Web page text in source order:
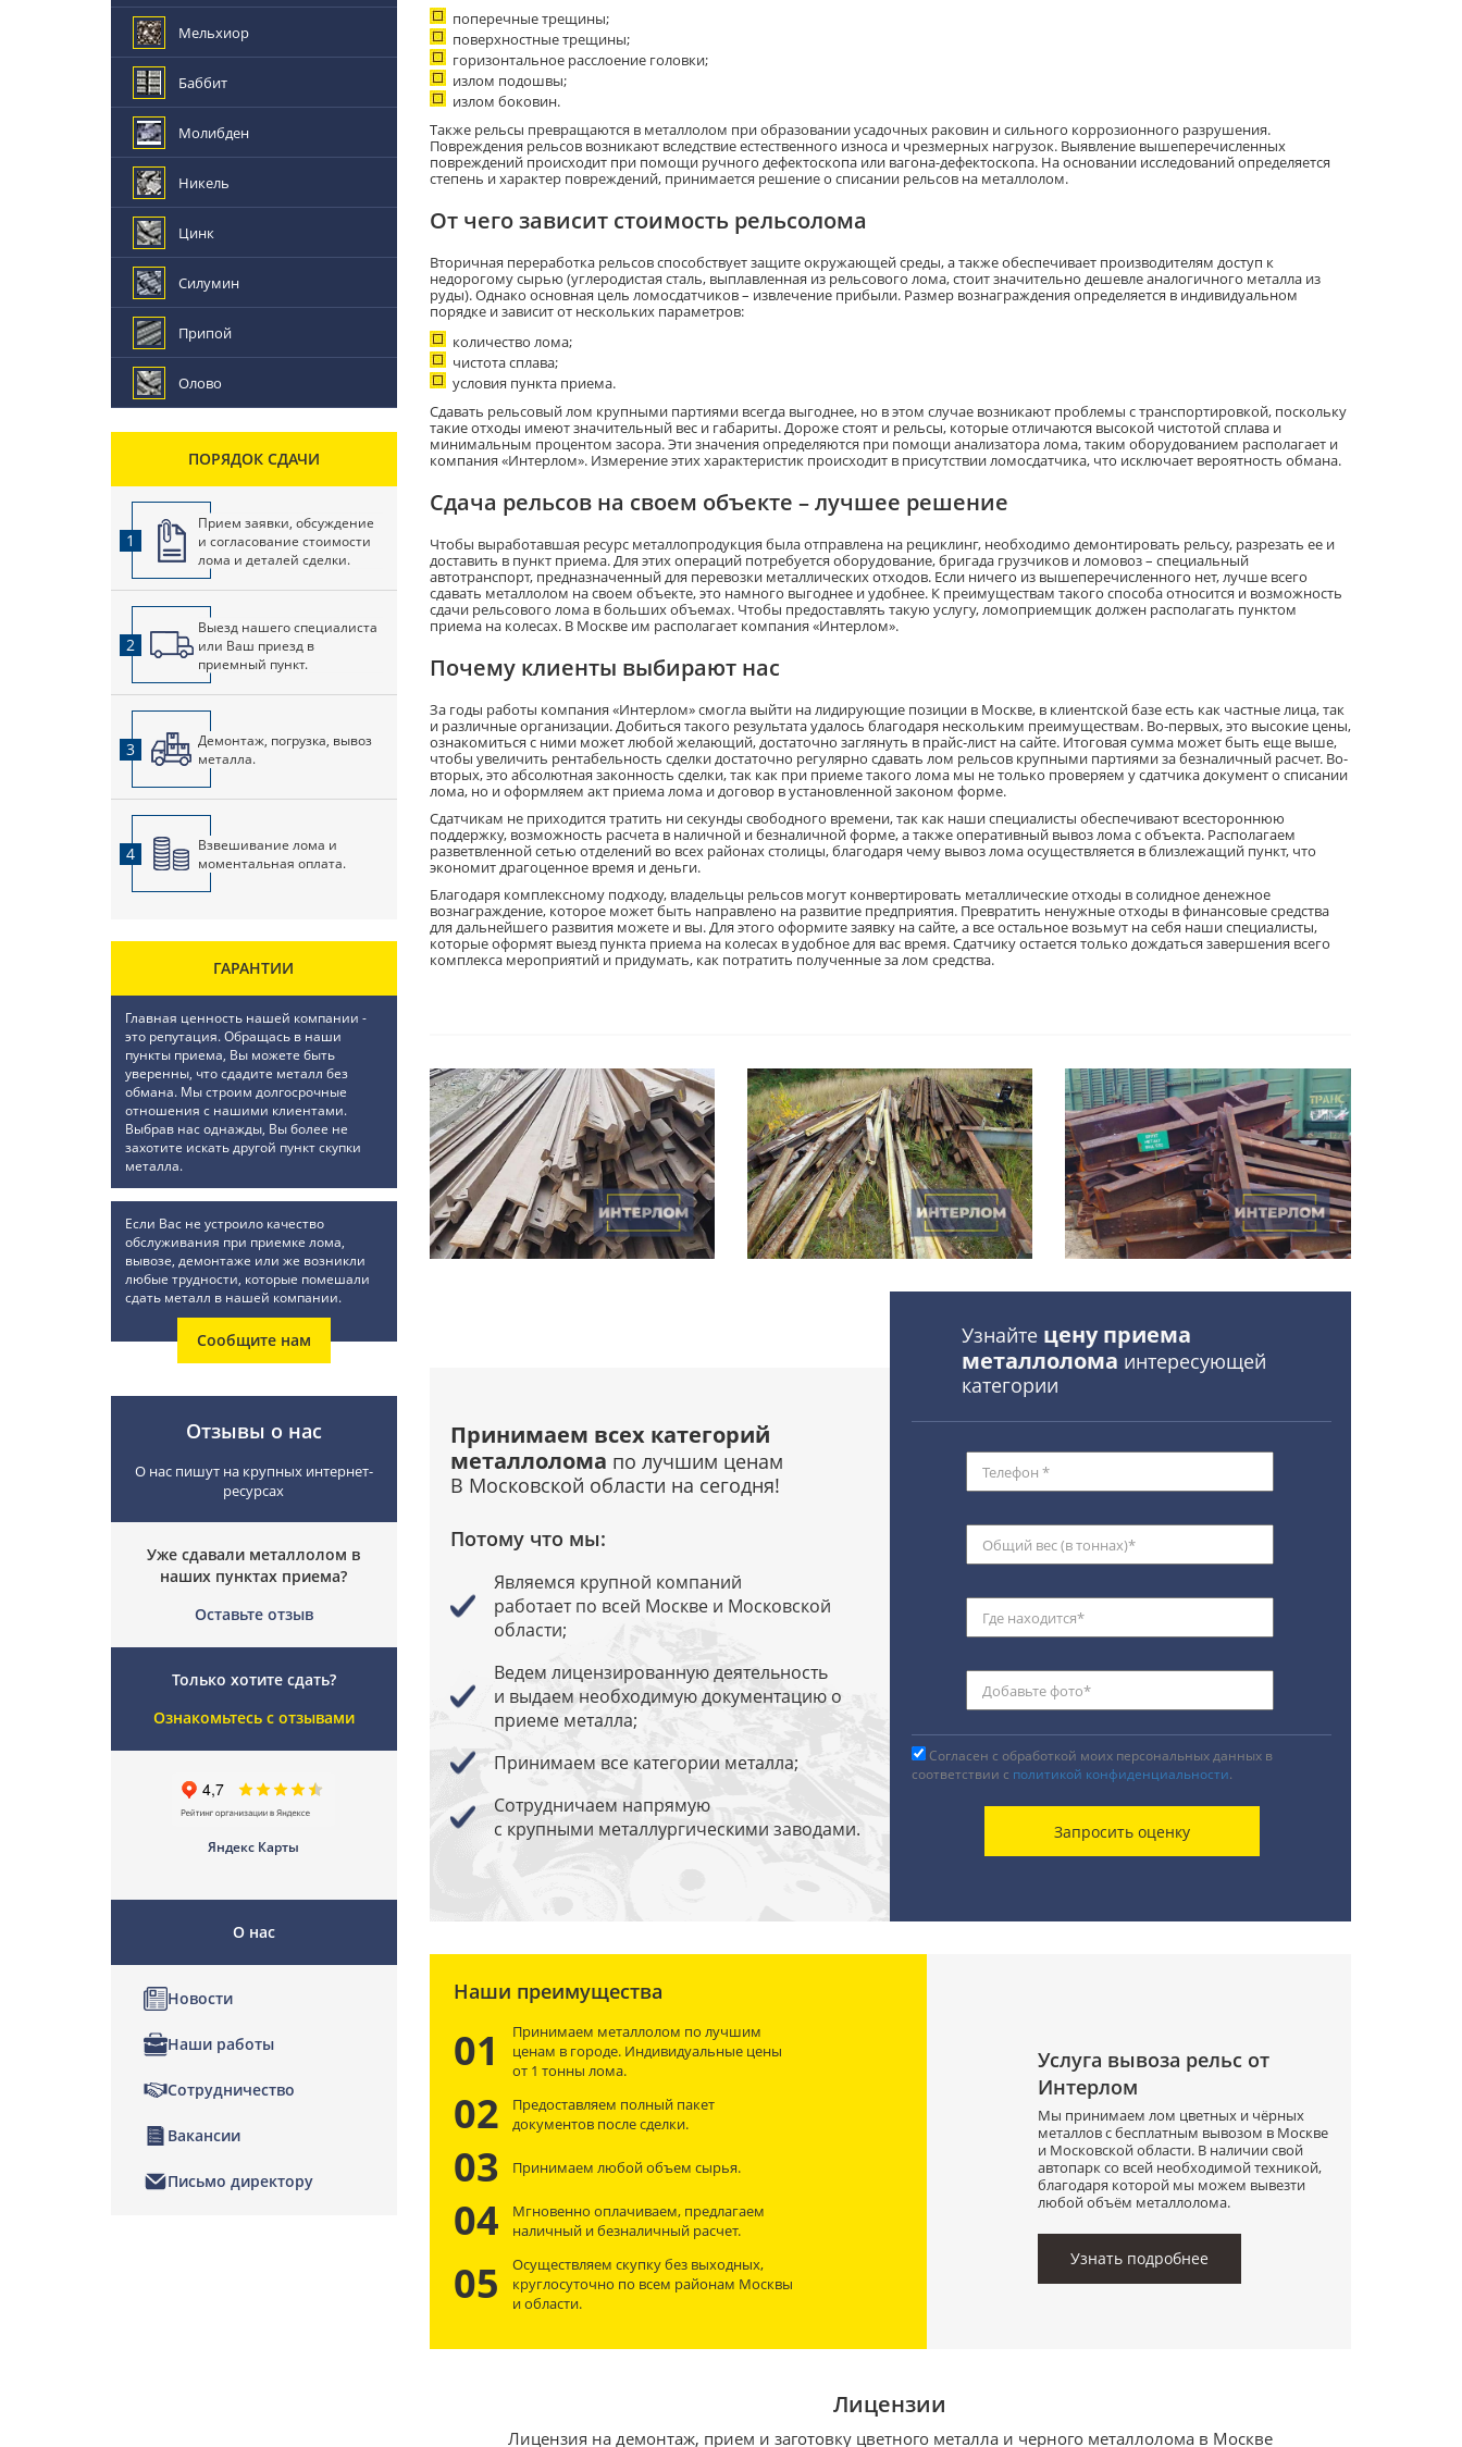
поперечные трещины;
поверхностные трещины;
горизонтальное расслоение головки;
излом подошвы;
излом боковин.
Также рельсы превращаются в металлолом при образовании усадочных раковин и сильного коррозионного разрушения.
Повреждения рельсов возникают вследствие естественного износа и чрезмерных нагрузок. Выявление вышеперечисленных
повреждений происходит при помощи ручного дефектоскопа или вагона-дефектоскопа. На основании исследований определяется
степень и характер повреждений, принимается решение о списании рельсов на металлолом.
От чего зависит стоимость рельсолома
Вторичная переработка рельсов способствует защите окружающей среды, а также обеспечивает производителям доступ к
недорогому сырью (углеродистая сталь, выплавленная из рельсового лома, стоит значительно дешевле аналогичного металла из
руды). Однако основная цель ломосдатчиков – извлечение прибыли. Размер вознаграждения определяется в индивидуальном
порядке и зависит от нескольких параметров:
количество лома;
чистота сплава;
условия пункта приема.
Сдавать рельсовый лом крупными партиями всегда выгоднее, но в этом случае возникают проблемы с транспортировкой, поскольку
такие отходы имеют значительный вес и габариты. Дороже стоят и рельсы, которые отличаются высокой чистотой сплава и
минимальным процентом засора. Эти значения определяются при помощи анализатора лома, таким оборудованием располагает и
компания «Интерлом». Измерение этих характеристик происходит в присутствии ломосдатчика, что исключает вероятность обмана.
Сдача рельсов на своем объекте – лучшее решение
Чтобы выработавшая ресурс металлопродукция была отправлена на рециклинг, необходимо демонтировать рельсу, разрезать ее и
доставить в пункт приема. Для этих операций потребуется оборудование, бригада грузчиков и ломовоз – специальный
автотранспорт, предназначенный для перевозки металлических отходов. Если ничего из вышеперечисленного нет, лучше всего
сдавать металлолом на своем объекте, это намного выгоднее и удобнее. К преимуществам такого способа относится и возможность
сдачи рельсового лома в больших объемах. Чтобы предоставлять такую услугу, ломоприемщик должен располагать пунктом
приема на колесах. В Москве им располагает компания «Интерлом».
Почему клиенты выбирают нас
За годы работы компания «Интерлом» смогла выйти на лидирующие позиции в Москве, в клиентской базе есть как частные лица, так
и различные организации. Добиться такого результата удалось благодаря нескольким преимуществам. Во-первых, это высокие цены,
ознакомиться с ними может любой желающий, достаточно заглянуть в прайс-лист на сайте. Итоговая сумма может быть еще выше,
чтобы увеличить рентабельность сделки достаточно регулярно сдавать лом рельсов крупными партиями за безналичный расчет. Во-
вторых, это абсолютная законность сделки, так как при приеме такого лома мы не только проверяем у сдатчика документ о списании
лома, но и оформляем акт приема лома и договор в установленной законом форме.
Сдатчикам не приходится тратить ни секунды свободного времени, так как наши специалисты обеспечивают всестороннюю
поддержку, возможность расчета в наличной и безналичной форме, а также оперативный вывоз лома с объекта. Располагаем
разветвленной сетью отделений во всех районах столицы, благодаря чему вывоз лома осуществляется в близлежащий пункт, что
экономит драгоценное время и деньги.
Благодаря комплексному подходу, владельцы рельсов могут конвертировать металлические отходы в солидное денежное
вознаграждение, которое может быть направлено на развитие предприятия. Превратить ненужные отходы в финансовые средства
для дальнейшего развития можете и вы. Для этого оформите заявку на сайте, а все остальное возьмут на себя наши специалисты,
которые оформят выезд пункта приема на колесах в удобное для вас время. Сдатчику остается только дождаться завершения всего
комплекса мероприятий и придумать, как потратить полученные за лом средства.
Принимаем всех категорий
металлолома по лучшим ценам
В Московской области на сегодня!
Потому что мы:
Являемся крупной компаний
работает по всей Москве и Московской
области;
Ведем лицензированную деятельность
и выдаем необходимую документацию о
приеме металла;
Принимаем все категории металла;
Сотрудничаем напрямую
с крупными металлургическими заводами.
Узнайте цену приема
металлолома интересующей
категории
Согласен с обработкой моих персональных данных в
соответствии с политикой конфиденциальности.
Наши преимущества
01
Принимаем металлолом по лучшим
ценам в городе. Индивидуальные цены
от 1 тонны лома.
02
Предоставляем полный пакет
документов после сделки.
03 Принимаем любой объем сырья.
04
Мгновенно оплачиваем, предлагаем
наличный и безналичный расчет.
05
Осуществляем скупку без выходных,
круглосуточно по всем районам Москвы
и области.
Услуга вывоза рельс от
Интерлом
Мы принимаем лом цветных и чёрных
металлов с бесплатным вывозом в Москве
и Московской области. В наличии свой
автопарк со всей необходимой техникой,
благодаря которой мы можем вывезти
любой объём металлолома.
Узнать подробнее
Лицензии
Лицензия на демонтаж, прием и заготовку цветного металла и черного металлолома в Москве
Мельхиор
Баббит
Молибден
Никель
Цинк
Силумин
Припой
Олово
ПОРЯДОК СДАЧИ
1
Прием заявки, обсуждение
и согласование стоимости
лома и деталей сделки.
2
Выезд нашего специалиста
или Ваш приезд в
приемный пункт.
3
Демонтаж, погрузка, вывоз
металла.
4
Взвешивание лома и
моментальная оплата.
ГАРАНТИИ
Главная ценность нашей компании -
это репутация. Обращась в наши
пункты приема, Вы можете быть
уверенны, что сдадите металл без
обмана. Мы строим долгосрочные
отношения с нашими клиентами.
Выбрав нас однажды, Вы более не
захотите искать другой пункт скупки
металла.
Если Вас не устроило качество
обслуживания при приемке лома,
вывозе, демонтаже или же возникли
любые трудности, которые помешали
сдать металл в нашей компании.
Сообщите нам
Отзывы о нас
О нас пишут на крупных интернет-
ресурсах
Уже сдавали металлолом в
наших пунктах приема?
Оставьте отзыв
Только хотите сдать?
Ознакомьтесь с отзывами
Яндекс Карты
О нас
Новости
Наши работы
Сотрудничество
Вакансии
Письмо директору